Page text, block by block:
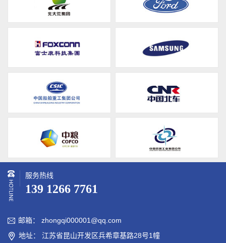
服务热线
139 1266 7761
 邮箱： zhongqi000001@qq.com
 地址： 江苏省昆山开发区兵希章基路28号1幢